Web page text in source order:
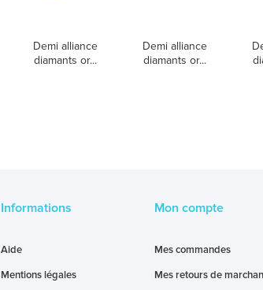
Demi alliance
diamants or...
Demi alliance
diamants or...
Informations
Aide
Mentions légales
Mon compte
Mes commandes
Mes retours de